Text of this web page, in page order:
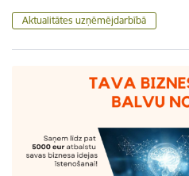
Aktualitātes uzņēmējdarbībā